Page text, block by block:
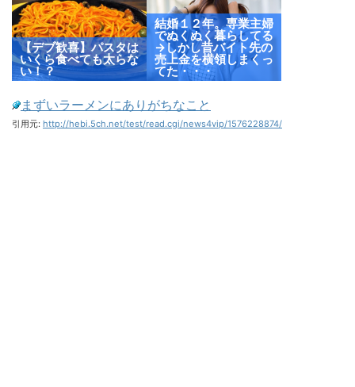
【デブ歓喜】パスタは
いくら食べても太らな
い！？
結婚１２年。専業主婦
でぬくぬく暮らしてる
→しかし昔バイト先の
売上金を横領しまくっ
てた・・・
まずいラーメンにありがちなこと
引用元: http://hebi.5ch.net/test/read.cgi/news4vip/1576228874/